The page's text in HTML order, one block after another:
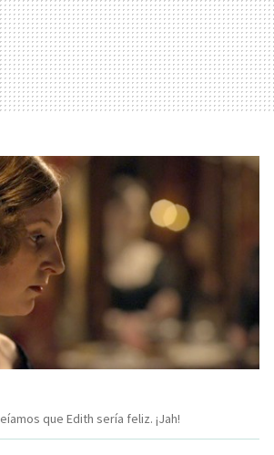
que Edith sería feliz. ¡Jah!